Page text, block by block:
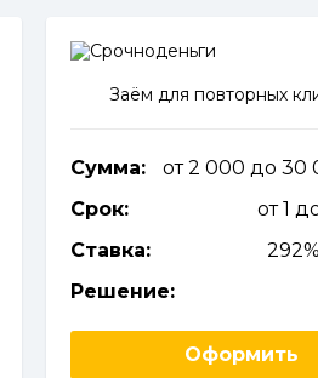
Заём для повторных
Сумма:
от 2 000 до 30
Срок:
от 1
Ставка:
Решение:
Оформить